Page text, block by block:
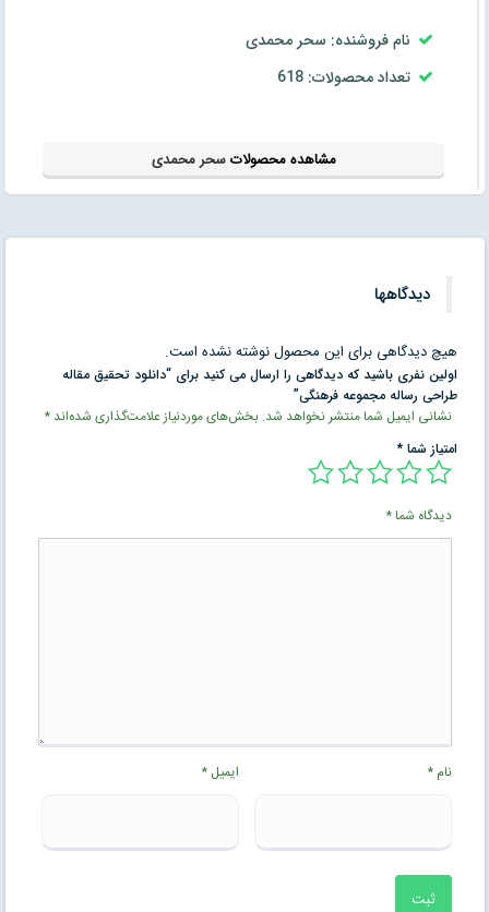
نام فروشنده: سحر محمدی
تعداد محصولات: 618
مشاهده محصولاتسحر محمدی
دیدگاهها
هیچ دیدگاهی برای این محصول نوشته نشده است.
اولین نفری باشید که دیدگاهی را ارسال می کنید برای “دانلود تحقیق مقاله
طراحی رساله مجموعه فرهنگی”
نشانی ایمیل شما منتشر نخواهد شد. بخش‌های موردنیاز علامت‌گذاری شده‌اند*
امتیاز شما*
دیدگاه شما*
نام* ایمیل*